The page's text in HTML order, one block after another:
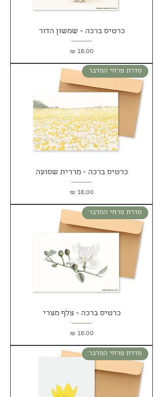
כרטיס ברכה - שמשון הדור
מחיר‏18.00 ‏₪
סדרת פרחי המדבר
כרטיס ברכה - מררית שסועה
מחיר‏18.00 ‏₪
סדרת פרחי המדבר
כרטיס ברכה - צלף מצרי
מחיר‏18.00 ‏₪
סדרת פרחי המדבר